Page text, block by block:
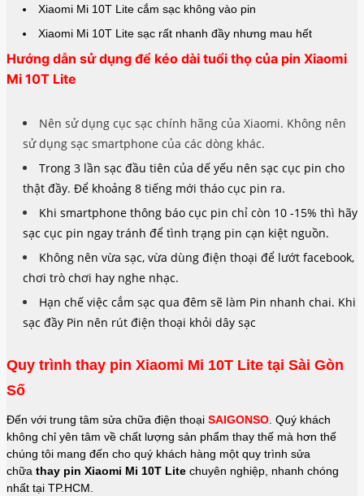
Xiaomi Mi 10T Lite cắm sạc không vào pin
Xiaomi Mi 10T Lite sạc rất nhanh đầy nhưng mau hết
Hướng dẫn sử dụng để kéo dài tuổi thọ của pin Xiaomi
Mi 10T Lite
Nên sử dụng cục sạc chính hãng của Xiaomi. Không nên
sử dụng sạc smartphone của các dòng khác.
Trong 3 lần sạc đầu tiên của dế yếu nên sạc cục pin cho
thật đầy. Để khoảng 8 tiếng mới tháo cục pin ra.
Khi smartphone thông báo cục pin chỉ còn 10 -15% thì hãy
sạc cục pin ngay tránh để tình trạng pin cạn kiệt nguồn.
Không nên vừa sạc, vừa dùng điện thoại để lướt facebook,
chơi trò chơi hay nghe nhạc.
Hạn chế việc cắm sạc qua đêm sẽ làm Pin nhanh chai. Khi
sạc đầy Pin nên rút điện thoại khỏi dây sạc
Quy trình thay pin Xiaomi Mi 10T Lite tại Sài Gòn
Số
Đến với trung tâm sửa chữa điện thoại SAIGONSO. Quý khách
không chỉ yên tâm về chất lượng sản phẩm thay thế mà hơn thế
chúng tôi mang đến cho quý khách hàng một quy trình sửa
chữa thay pin Xiaomi Mi 10T Lite chuyên nghiệp, nhanh chóng
nhất tại TP.HCM.